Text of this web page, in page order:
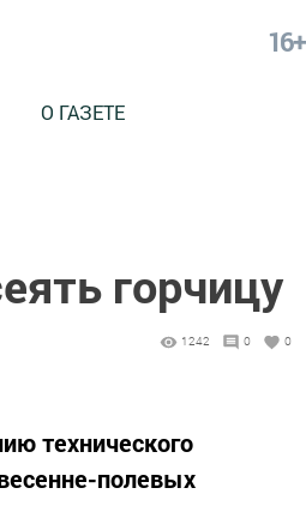
16+
О ГАЗЕТЕ
горчицу
1242 0 0
технического
полевых